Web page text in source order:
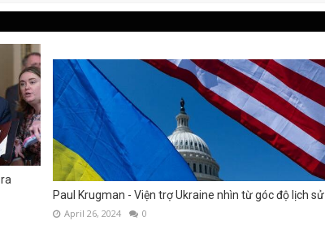
Paul Krugman - Viện trợ Ukraine nhìn từ góc độ lịch sử
April 26, 2024 0